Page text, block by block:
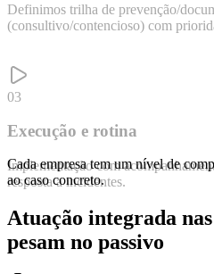
Definimos trilha de prevenção/
(consultivo/contencioso) com
03
Execução e rotina
Implementação com
resposta a incidentes.
Cada empresa tem um nível de
ao caso concreto.
Atuação integrada
pesam no passivo